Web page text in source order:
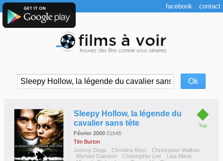
◆
Top
Sleepy Hollow, la légende du
cavalier sans tête
Février 2000 01h45
Tim Burton
Johnny Depp
Christina Ricci
Christopher Walken
Michael Gambon
Christopher Lee
Lisa Marie
facebook contact